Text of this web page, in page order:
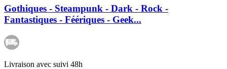
Gothiques - Steampunk - Dark - Rock -
Fantastiques - Féériques - Geek...
Livraison avec suivi 48h